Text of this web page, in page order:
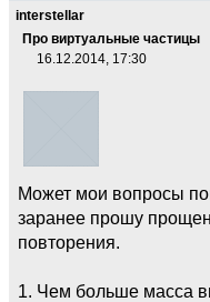
interstellar
Про виртуальные частицы
16.12.2014, 17:30
Может мои вопросы
заранее прошу
повторения.
1. Чем больше масса